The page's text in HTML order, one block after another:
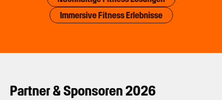
Immersive Fitness Erlebnisse
Partner & Sponsoren 2026